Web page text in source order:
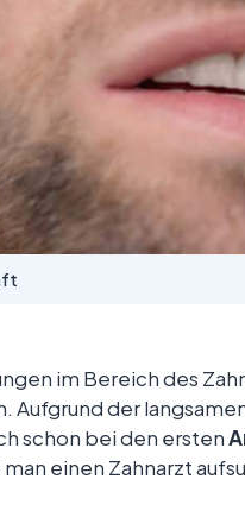
im Bereich des
Aufgrund der
schon bei den ersten
einen Zahnarzt